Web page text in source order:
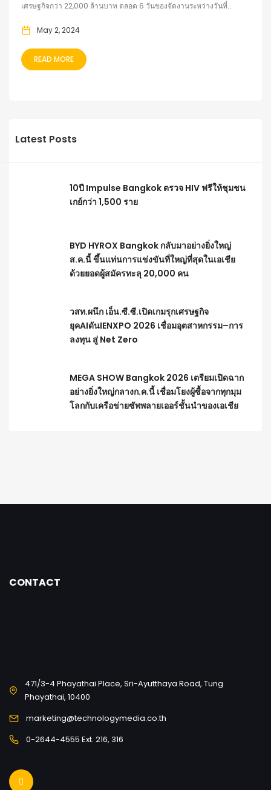
เศรษฐกิจกว่า 22,000 ล้านบาท ตลอด 6 วันของจัดงานระหว่างวันที่...
May 2, 2024
READ MORE
Latest Posts
10ปี Impulse Bangkok ตรวจ HIV ฟรีให้ชุมชน
เกย์กว่า 1,500 ราย
BYD HYROX Bangkok กลับมาอย่างยิ่งใหญ่
ส.ค.นี้ ขึ้นแท่นการแข่งขันที่ใหญ่ที่สุดในเอเชีย
ด้วยยอดผู้สมัครทะลุ 20,000 คน
วสท.ผนึก เอ็น.ซี.ซี.เปิดเกมรุกเศรษฐกิจ
ยุคAIดันIENXPO 2026 เชื่อมอุตสาหกรรม–การ
ลงทุน สู่ Net Zero
MEGA SHOW Bangkok 2026 เตรียมเปิดฉาก
อย่างยิ่งใหญ่กลางก.ค.นี้ เชื่อมโยงผู้ซื้อจากทุกมุม
โลกกับเครือข่ายซัพพลายเออร์ชั้นนำของเอเชีย
CONTACT
471/3-4 Phayathai Place, Sri-Ayutthaya Road, Tung
Phayathai, 10400
marketing@technologymedia.co.th
0-2644-4555 Ext. 216, 316